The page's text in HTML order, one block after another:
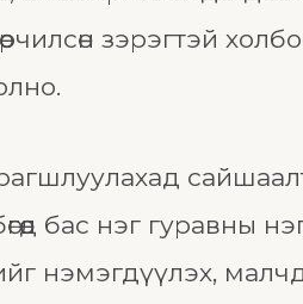
зэрэгтэй
бас нэг гуравны
нэмэгдүүлэх,